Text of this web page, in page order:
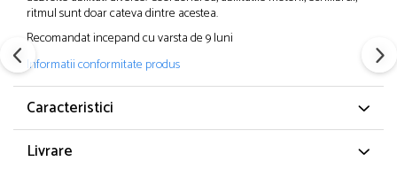
ritmul sunt doar cateva dintre acestea.
Recomandat incepand cu varsta de 9 luni
Informatii conformitate produs
Caracteristici
Livrare